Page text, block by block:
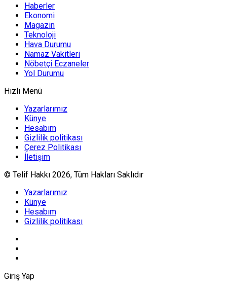
Haberler
Ekonomi
Magazin
Teknoloji
Hava Durumu
Namaz Vakitleri
Nöbetçi Eczaneler
Yol Durumu
Hızlı Menü
Yazarlarımız
Künye
Hesabım
Gizlilik politikası
Çerez Politikası
İletişim
© Telif Hakkı 2026, Tüm Hakları Saklıdır
Yazarlarımız
Künye
Hesabım
Gizlilik politikası
Giriş Yap